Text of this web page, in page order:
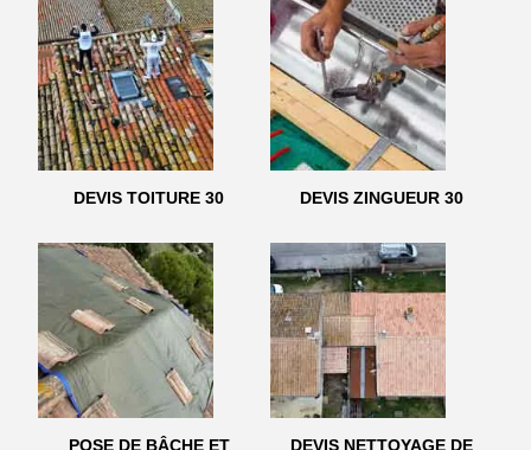
DEVIS TOITURE 30 DEVIS ZINGUEUR 30
POSE DE BÂCHE ET DEVIS NETTOYAGE DE